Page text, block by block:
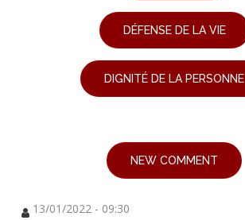
DÉFENSE DE LA VIE
DIGNITÉ DE LA PERSONNE
NEW COMMENT
13/01/2022 - 09:30